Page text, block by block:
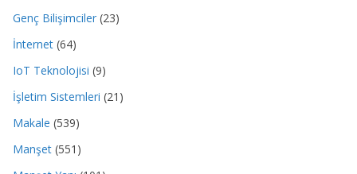
Genç Bilişimciler (23)
İnternet (64)
IoT Teknolojisi (9)
İşletim Sistemleri (21)
Makale (539)
Manşet (551)